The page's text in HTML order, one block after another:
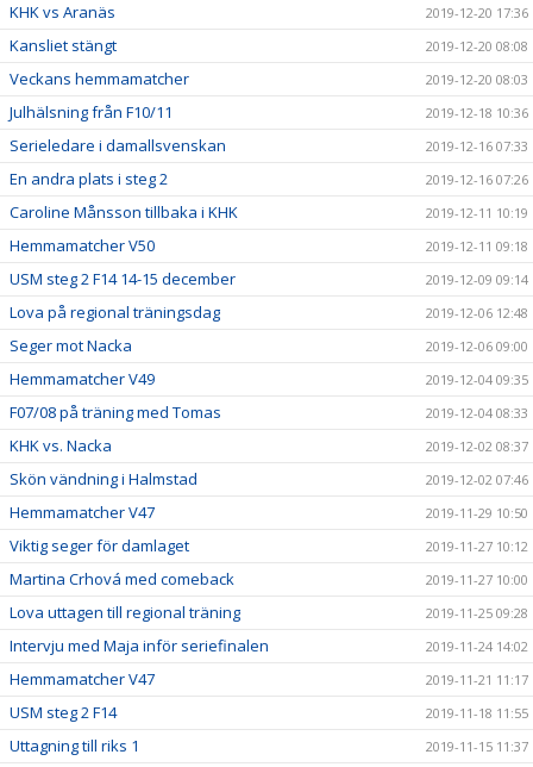
KHK vs Aranäs 2019-12-20 17:36
Kansliet stängt 2019-12-20 08:08
Veckans hemmamatcher 2019-12-20 08:03
Julhälsning från F10/11 2019-12-18 10:36
Serieledare i damallsvenskan 2019-12-16 07:33
En andra plats i steg 2 2019-12-16 07:26
Caroline Månsson tillbaka i KHK 2019-12-11 10:19
Hemmamatcher V50 2019-12-11 09:18
USM steg 2 F14 14-15 december 2019-12-09 09:14
Lova på regional träningsdag 2019-12-06 12:48
Seger mot Nacka 2019-12-06 09:00
Hemmamatcher V49 2019-12-04 09:35
F07/08 på träning med Tomas 2019-12-04 08:33
KHK vs. Nacka 2019-12-02 08:37
Skön vändning i Halmstad 2019-12-02 07:46
Hemmamatcher V47 2019-11-29 10:50
Viktig seger för damlaget 2019-11-27 10:12
Martina Crhová med comeback 2019-11-27 10:00
Lova uttagen till regional träning 2019-11-25 09:28
Intervju med Maja inför seriefinalen 2019-11-24 14:02
Hemmamatcher V47 2019-11-21 11:17
USM steg 2 F14 2019-11-18 11:55
Uttagning till riks 1 2019-11-15 11:37